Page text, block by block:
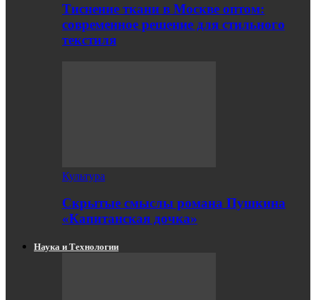
Тиснение ткани в Москве оптом:
современное решение для стильного
текстиля
Культура
Скрытые смыслы романа Пушкина
«Капитанская дочка»
Наука и Технологии